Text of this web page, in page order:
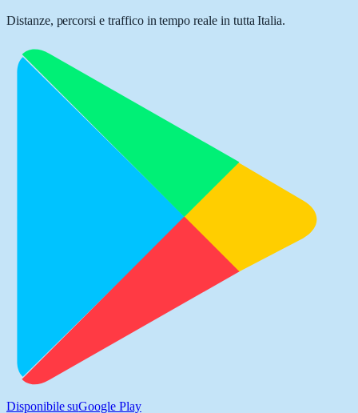
Distanze, percorsi e traffico in tempo reale in tutta Italia.
Disponibile suGoogle Play